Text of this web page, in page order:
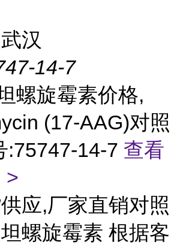
汉
14-7
螺旋霉素价格,
(17-AAG)对照
:75747-14-7 查看
>
应,厂家直销对照
螺旋霉素 根据客